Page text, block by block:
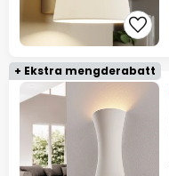
+ Ekstra mengderabatt